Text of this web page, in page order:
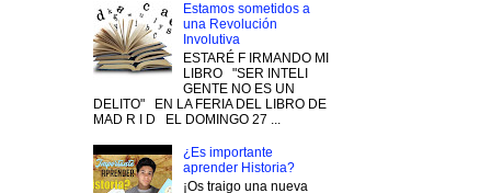
Estamos sometidos a
una Revolución
Involutiva
ESTARÉ F IRMANDO MI
LIBRO "SER INTELI
GENTE NO ES UN
DELITO" EN LA FERIA DEL LIBRO DE
MAD R I D EL DOMINGO 27 ...
¿Es importante
aprender Historia?
¡Os traigo una nueva